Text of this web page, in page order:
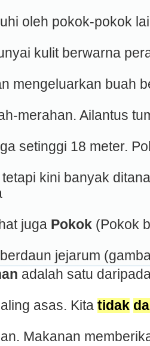
oleh pokok-pokok
kulit berwarna
mengeluarkan buah
merahan. Ailantus
setinggi 18 meter.
kini banyak
juga Pokok (Pokok
jejarum
adalah satu
asas. Kita tidak
Makanan